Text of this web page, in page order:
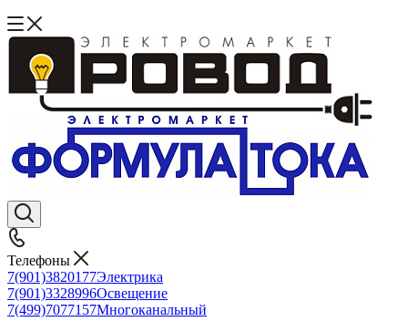
Телефоны
7(901)3820177Электрика
7(901)3328996Освещение
7(499)7077157Многоканальный